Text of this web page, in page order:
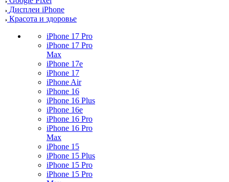
Дисплеи iPhone
Красота и здоровье
iPhone 17 Pro
iPhone 17 Pro
Max
iPhone 17e
iPhone 17
iPhone Air
iPhone 16
iPhone 16 Plus
iPhone 16e
iPhone 16 Pro
iPhone 16 Pro
Max
iPhone 15
iPhone 15 Plus
iPhone 15 Pro
iPhone 15 Pro